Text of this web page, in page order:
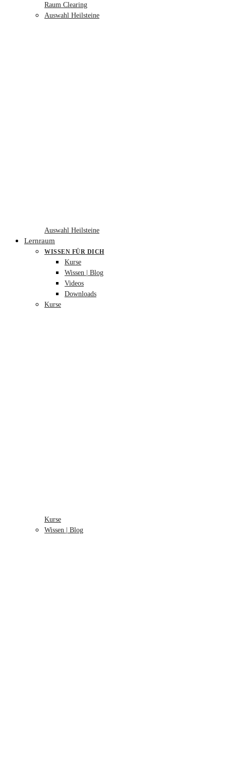
Raum Clearing
Auswahl Heilsteine
Auswahl Heilsteine
Lernraum
WISSEN FÜR DICH
Kurse
Wissen | Blog
Videos
Downloads
Kurse
Kurse
Wissen | Blog